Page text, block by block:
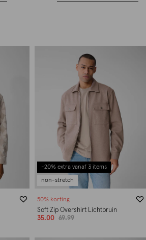
-20% extra vanaf 3 items
non-stretch
50% korting
Soft Zip Overshirt Lichtbruin
35.00
69.99